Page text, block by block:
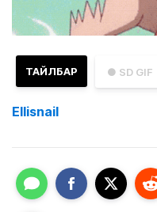
● SD GIF
ТАЙЛБАР
Ellisnail